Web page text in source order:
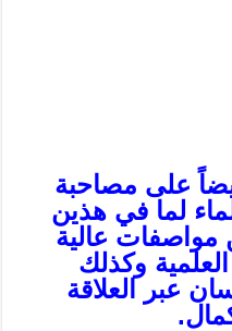
على مصاحبة
لما في هذين
مواصفات عالية
وكذلك
عبر العلاقة